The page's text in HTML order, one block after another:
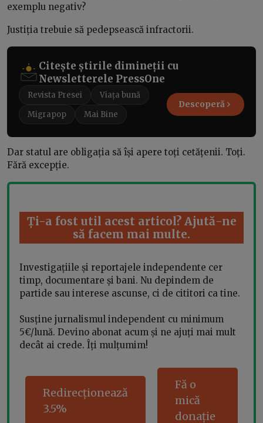
exemplu negativ?
Justiția trebuie să pedepsească infractorii.
Citește știrile dimineții cu
Newsletterele PressOne
Revista Presei
Viața bună
Migrapop
Mai Bine
Descoperă
Dar statul are obligația să își apere toți cetățenii. Toți.
Fără excepție.
Ți-a fost util acest articol? Ajută-ne
să facem mai multe.
Investigațiile și reportajele independente cer
timp, documentare și bani. Nu depindem de
partide sau interese ascunse, ci de cititori ca tine.
Susține jurnalismul independent cu minimum
5€/lună. Devino abonat acum și ne ajuți mai mult
decât ai crede. Îți mulțumim!
Redirecționează
3.5%
Fă o
mică
donație